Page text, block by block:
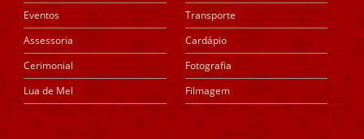
Eventos
Assessoria
Cerimonial
Lua de Mel
Transporte
Cardápio
Fotografia
Filmagem